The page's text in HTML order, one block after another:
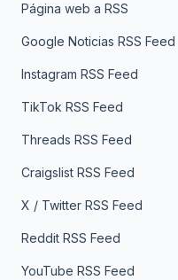
Página web a RSS
Google Noticias RSS Feed
Instagram RSS Feed
TikTok RSS Feed
Threads RSS Feed
Craigslist RSS Feed
X / Twitter RSS Feed
Reddit RSS Feed
YouTube RSS Feed